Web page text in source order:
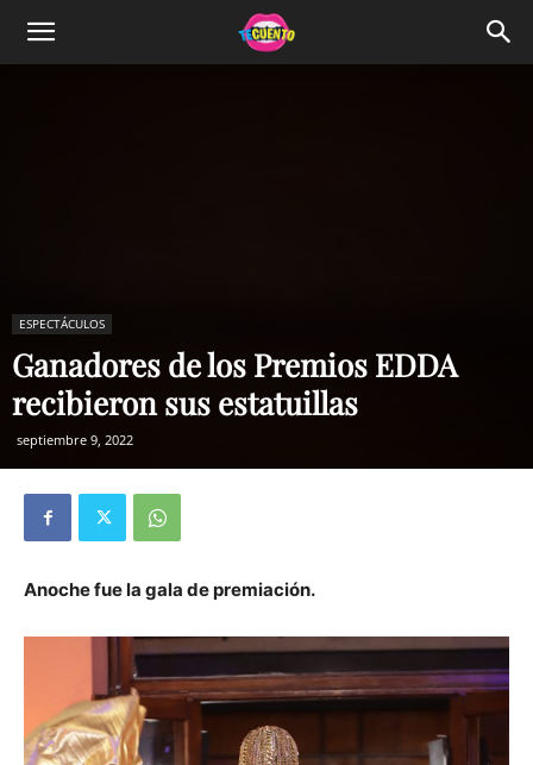
ESPECTÁCULOS
Ganadores de los Premios EDDA
recibieron sus estatuillas
septiembre 9, 2022
Anoche fue la gala de premiación.